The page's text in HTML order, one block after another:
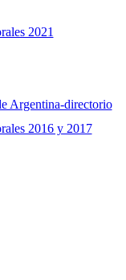
2021
Argentina-directorio
2016 y 2017